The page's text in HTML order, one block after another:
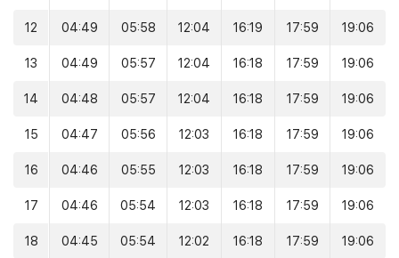
12 04:49 05:58 12:04 16:19 17:59 19:06
13 04:49 05:57 12:04 16:18 17:59 19:06
14 04:48 05:57 12:04 16:18 17:59 19:06
15 04:47 05:56 12:03 16:18 17:59 19:06
16 04:46 05:55 12:03 16:18 17:59 19:06
17 04:46 05:54 12:03 16:18 17:59 19:06
18 04:45 05:54 12:02 16:18 17:59 19:06